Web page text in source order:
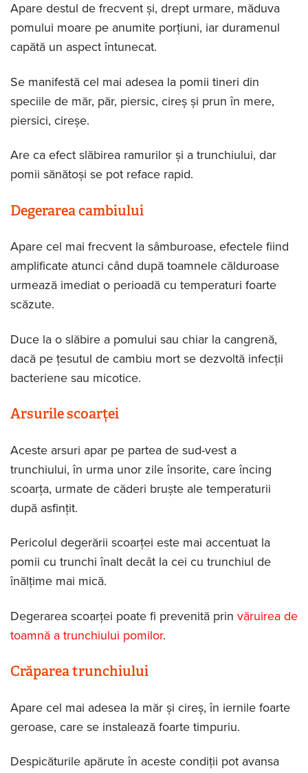
Apare destul de frecvent și, drept urmare, măduva
pomului moare pe anumite porțiuni, iar duramenul
capătă un aspect întunecat.
Se manifestă cel mai adesea la pomii tineri din
speciile de măr, păr, piersic, cireș și prun în mere,
piersici, cireșe.
Are ca efect slăbirea ramurilor și a trunchiului, dar
pomii sănătoși se pot reface rapid.
Degerarea cambiului
Apare cel mai frecvent la sâmburoase, efectele fiind
amplificate atunci când după toamnele călduroase
urmează imediat o perioadă cu temperaturi foarte
scăzute.
Duce la o slăbire a pomului sau chiar la cangrenă,
dacă pe țesutul de cambiu mort se dezvoltă infecții
bacteriene sau micotice.
Arsurile scoarței
Aceste arsuri apar pe partea de sud-vest a
trunchiului, în urma unor zile însorite, care încing
scoarța, urmate de căderi bruște ale temperaturii
după asfințit.
Pericolul degerării scoarței este mai accentuat la
pomii cu trunchi înalt decât la cei cu trunchiul de
înălțime mai mică.
Degerarea scoarței poate fi prevenită prin văruirea de
toamnă a trunchiului pomilor.
Crăparea trunchiului
Apare cel mai adesea la măr și cireș, în iernile foarte
geroase, care se instalează foarte timpuriu.
Despicăturile apărute în aceste condiții pot avansa